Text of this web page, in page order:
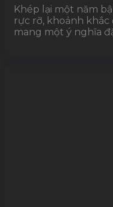
Khép lại một năm
rực rỡ, khoảnh
mang một ý nghĩa